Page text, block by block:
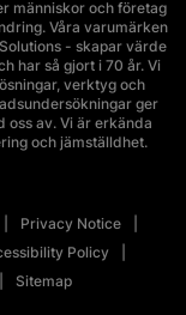
människor och företag
Våra varumärken
- skapar värde
har så gjort i 70 år. Vi
verktyg och
ger
oss av. Vi är erkända
och jämställdhet.
Privacy Notice
Policy
Sitemap